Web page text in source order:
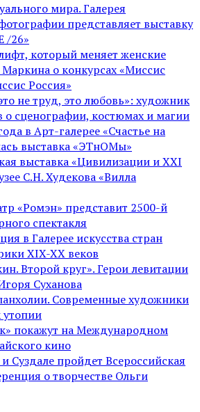
мира. Галерея
представляет выставку
/26»
который меняет женские
о конкурсах «Миссис
Россия»
не труд, это любовь»: художник
о сценографии, костюмах и магии
в Арт-галерее «Счастье на
выставка «ЭТнОМы»
выставка «Цивилизации и ХХI
С.Н. Худекова «Вилла
«Ромэн» представит 2500-й
спектакля
в Галерее искусства стран
XIX-XX веков
Второй круг». Герои левитации
Суханова
Современные художники
покажут на Международном
кино
Суздале пройдет Всероссийская
о творчестве Ольги